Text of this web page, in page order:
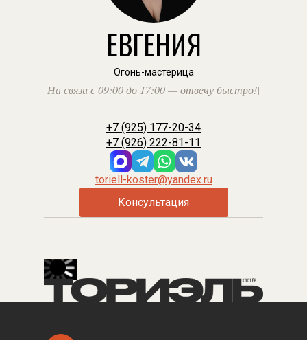
ЕВГЕНИЯ
Огонь-мастерица
На связи с 09:00 до 17:00 — отвечу быстро!|
+7 (925) 177-20-34
+7 (926) 222-81-11
toriell-koster@yandex.ru
Консультация